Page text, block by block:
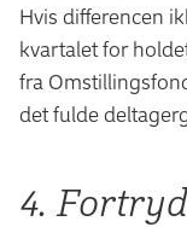
Hvis differencen
kvartalet for
fra
det fulde
4.